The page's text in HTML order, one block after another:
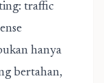
traffic
hanya
bertahan,